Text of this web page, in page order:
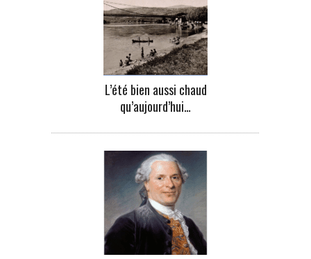
L’été bien aussi chaud
qu’aujourd’hui…